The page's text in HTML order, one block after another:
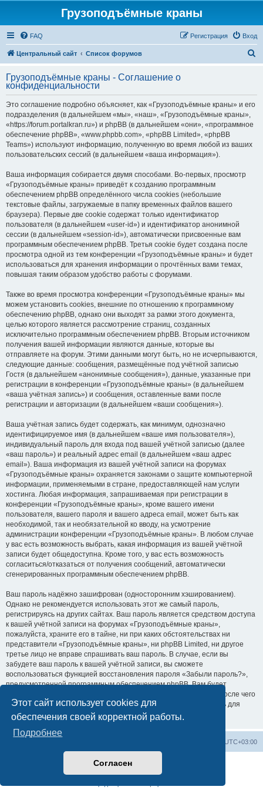
Этот сайт использует cookies для
обеспечения своей корректной работы.
Подробнее
Согласен
Грузоподъёмные краны
FAQ Вход
Регистрация
Центральный сайт Список форумов
с
Грузоподъёмные краны - Соглашение о
конфиденциальности
Это соглашение подробно объясняет, как «Грузоподъёмные краны» и его
подразделения (в дальнейшем «мы», «наш», «Грузоподъёмные краны»,
«https://forum.portalkran.ru») и phpBB (в дальнейшем «они», «программное
обеспечение phpBB», «www.phpbb.com», «phpBB Limited», «phpBB
Teams») используют информацию, полученную во время любой из ваших
пользовательских сессий (в дальнейшем «ваша информация»).
Ваша информация собирается двумя способами. Во-первых, просмотр
«Грузоподъёмные краны» приведёт к созданию программным
обеспечением phpBB определённого числа cookies (небольшие
текстовые файлы, загружаемые в папку временных файлов вашего
браузера). Первые две cookie содержат только идентификатор
пользователя (в дальнейшем «user-id») и идентификатор анонимной
сессии (в дальнейшем «session-id»), автоматически присвоенные вам
программным обеспечением phpBB. Третья cookie будет создана после
просмотра одной из тем конференции «Грузоподъёмные краны» и будет
использоваться для хранения информации о прочтённых вами темах,
повышая таким образом удобство работы с форумами.
Также во время просмотра конференции «Грузоподъёмные краны» мы
можем установить cookies, внешние по отношению к программному
обеспечению phpBB, однако они выходят за рамки этого документа,
целью которого является рассмотрение страниц, созданных
исключительно программным обеспечением phpBB. Вторым источником
получения вашей информации являются данные, которые вы
отправляете на форум. Этими данными могут быть, но не исчерпываются,
следующие данные: сообщения, размещённые под учётной записью
Гостя (в дальнейшем «анонимные сообщения»), данные, указанные при
регистрации в конференции «Грузоподъёмные краны» (в дальнейшем
«ваша учётная запись») и сообщения, оставленные вами после
регистрации и авторизации (в дальнейшем «ваши сообщения»).
Ваша учётная запись будет содержать, как минимум, однозначно
идентифицируемое имя (в дальнейшем «ваше имя пользователя»),
индивидуальный пароль для входа под вашей учётной записью (далее
«ваш пароль») и реальный адрес email (в дальнейшем «ваш адрес
email»). Ваша информация из вашей учётной записи на форумах
«Грузоподъёмные краны» охраняется законами о защите компьютерной
информации, применяемыми в стране, предоставляющей нам услуги
хостинга. Любая информация, запрашиваемая при регистрации в
конференции «Грузоподъёмные краны», кроме вашего имени
пользователя, вашего пароля и вашего адреса email, может быть как
необходимой, так и необязательной ко вводу, на усмотрение
администрации конференции «Грузоподъёмные краны». В любом случае
у вас есть возможность выбрать, какая информация из вашей учётной
записи будет общедоступна. Кроме того, у вас есть возможность
согласиться/отказаться от получения сообщений, автоматически
сгенерированных программным обеспечением phpBB.
Ваш пароль надёжно зашифрован (односторонним хэшированием).
Однако не рекомендуется использовать этот же самый пароль,
регистрируясь на других сайтах. Ваш пароль является средством доступа
к вашей учётной записи на форумах «Грузоподъёмные краны»,
пожалуйста, храните его в тайне, ни при каких обстоятельствах ни
представители «Грузоподъёмные краны», ни phpBB Limited, ни другое
третье лицо не вправе спрашивать ваш пароль. В случае, если вы
забудете ваш пароль к вашей учётной записи, вы сможете
воспользоваться функцией восстановления пароля «Забыли пароль?»,
предусмотренной программным обеспечением phpBB. Вам будет
необходимо ввести ваше имя пользователя и ваш адрес email, после чего
программное обеспечение phpBB сгенерирует вам новый пароль для
вашей учётной записи.
UTC+03:00
Создано на основеphpBB® Forum Software © phpBB Limited
Русская поддержка phpBB